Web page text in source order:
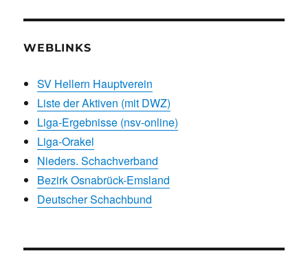
WEBLINKS
SV Hellern Hauptverein
Liste der Aktiven (mit DWZ)
Liga-Ergebnisse (nsv-online)
Liga-Orakel
Nieders. Schachverband
Bezirk Osnabrück-Emsland
Deutscher Schachbund